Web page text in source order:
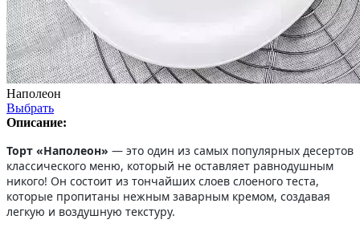
Наполеон
Выбрать
Описание:
Торт «Наполеон» — это один из самых популярных десертов
классического меню, который не оставляет равнодушным
никого! Он состоит из тончайших слоев слоеного теста,
которые пропитаны нежным заварным кремом, создавая
легкую и воздушную текстуру.